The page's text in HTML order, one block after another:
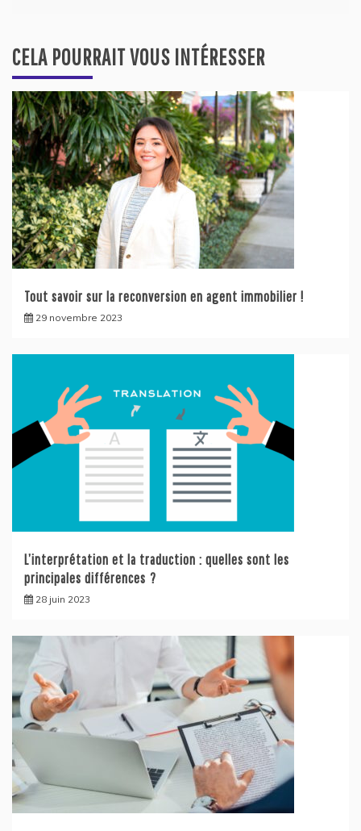
CELA POURRAIT VOUS INTÉRESSER
Tout savoir sur la reconversion en agent immobilier !
29 novembre 2023
L’interprétation et la traduction : quelles sont les
principales différences ?
28 juin 2023